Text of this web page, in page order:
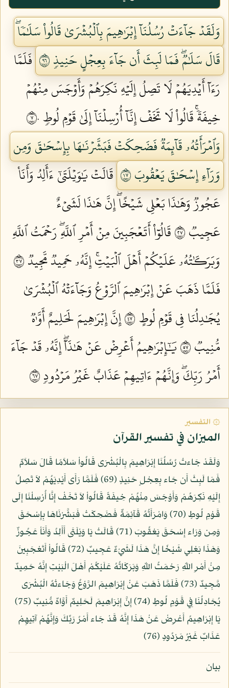
وَلَقَدۡ جَآءَتۡ رُسُلُنَآ إِبۡرَٰهِيمَ بِٱلۡبُشۡرَىٰ قَالُواْ سَلَٰمٗاۖ
قَالَ سَلَٰمٞۖ فَمَا لَبِثَ أَن جَآءَ بِعِجۡلٍ حَنِيذٖ ٦٩
فَلَمَّا
رَءَآ أَيۡدِيَهُمۡ لَا تَصِلُ إِلَيۡهِ نَكِرَهُمۡ وَأَوۡجَسَ مِنۡهُمۡ
خِيفَةٗۚ قَالُواْ لَا تَخَفۡ إِنَّآ أُرۡسِلۡنَآ إِلَىٰ قَوۡمِ لُوطٖ ٧٠
وَٱمۡرَأَتُهُۥ قَآئِمَةٞ فَضَحِكَتۡ فَبَشَّرۡنَٰهَا بِإِسۡحَٰقَ وَمِن
وَرَآءِ إِسۡحَٰقَ يَعۡقُوبَ ٧١
قَالَتۡ يَٰوَيۡلَتَىٰٓ ءَأَلِدُ وَأَنَا۠
عَجُوزٞ وَهَٰذَا بَعۡلِي شَيۡخًاۖ إِنَّ هَٰذَا لَشَيۡءٌ
عَجِيبٞ ٧٢
قَالُوٓاْ أَتَعۡجَبِينَ مِنۡ أَمۡرِ ٱللَّهِۖ رَحۡمَتُ ٱللَّهِ
وَبَرَكَٰتُهُۥ عَلَيۡكُمۡ أَهۡلَ ٱلۡبَيۡتِۚ إِنَّهُۥ حَمِيدٞ مَّجِيدٞ ٧٣
فَلَمَّا ذَهَبَ عَنۡ إِبۡرَٰهِيمَ ٱلرَّوۡعُ وَجَآءَتۡهُ ٱلۡبُشۡرَىٰ
يُجَٰدِلُنَا فِي قَوۡمِ لُوطٍ ٧٤
إِنَّ إِبۡرَٰهِيمَ لَحَلِيمٌ أَوَّٰهٞ
مُّنِيبٞ ٧٥
يَٰٓإِبۡرَٰهِيمُ أَعۡرِضۡ عَنۡ هَٰذَآۖ إِنَّهُۥ قَدۡ جَآءَ
أَمۡرُ رَبِّكَۖ وَإِنَّهُمۡ ءَاتِيهِمۡ عَذَابٌ غَيۡرُ مَرۡدُودٖ ٧٦
۞ التفسير
الميزان في تفسير القرآن
وَلَقَدْ جَاءتْ رُسُلُنَا إِبْرَاهِيمَ بِالْبُشْرَى قَالُواْ سَلاَمًا قَالَ سَلاَمٌ
فَمَا لَبِثَ أَن جَاء بِعِجْلٍ حَنِيذٍ (69) فَلَمَّا رَأَى أَيْدِيَهُمْ لاَ تَصِلُ
إِلَيْهِ نَكِرَهُمْ وَأَوْجَسَ مِنْهُمْ خِيفَةً قَالُواْ لاَ تَخَفْ إِنَّا أُرْسِلْنَا إِلَى
قَوْمِ لُوطٍ (70) وَامْرَأَتُهُ قَآئِمَةٌ فَضَحِكَتْ فَبَشَّرْنَاهَا بِإِسْحَقَ
وَمِن وَرَاء إِسْحَقَ يَعْقُوبَ (71) قَالَتْ يَا وَيْلَتَى أَأَلِدُ وَأَنَاْ عَجُوزٌ
وَهَذَا بَعْلِي شَيْخًا إِنَّ هَذَا لَشَيْءٌ عَجِيبٌ (72) قَالُواْ أَتَعْجَبِينَ
مِنْ أَمْرِ اللّهِ رَحْمَتُ اللّهِ وَبَرَكَاتُهُ عَلَيْكُمْ أَهْلَ الْبَيْتِ إِنَّهُ حَمِيدٌ
مَّجِيدٌ (73) فَلَمَّا ذَهَبَ عَنْ إِبْرَاهِيمَ الرَّوْعُ وَجَاءتْهُ الْبُشْرَى
يُجَادِلُنَا فِي قَوْمِ لُوطٍ (74) إِنَّ إِبْرَاهِيمَ لَحَلِيمٌ أَوَّاهٌ مُّنِيبٌ (75)
يَا إِبْرَاهِيمُ أَعْرِضْ عَنْ هَذَا إِنَّهُ قَدْ جَاء أَمْرُ رَبِّكَ وَإِنَّهُمْ آتِيهِمْ
عَذَابٌ غَيْرُ مَرْدُودٍ (76)
بيان